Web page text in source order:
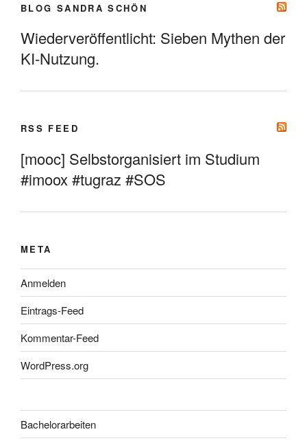
BLOG SANDRA SCHÖN
Wiederveröffentlicht: Sieben Mythen der
KI-Nutzung.
RSS FEED
[mooc] Selbstorganisiert im Studium
#imoox #tugraz #SOS
META
Anmelden
Eintrags-Feed
Kommentar-Feed
WordPress.org
Bachelorarbeiten